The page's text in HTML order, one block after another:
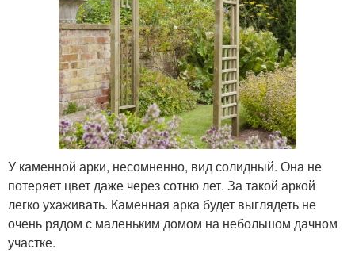
У каменной арки, несомненно, вид солидный. Она не
потеряет цвет даже через сотню лет. За такой аркой
легко ухаживать. Каменная арка будет выглядеть не
очень рядом с маленьким домом на небольшом дачном
участке.